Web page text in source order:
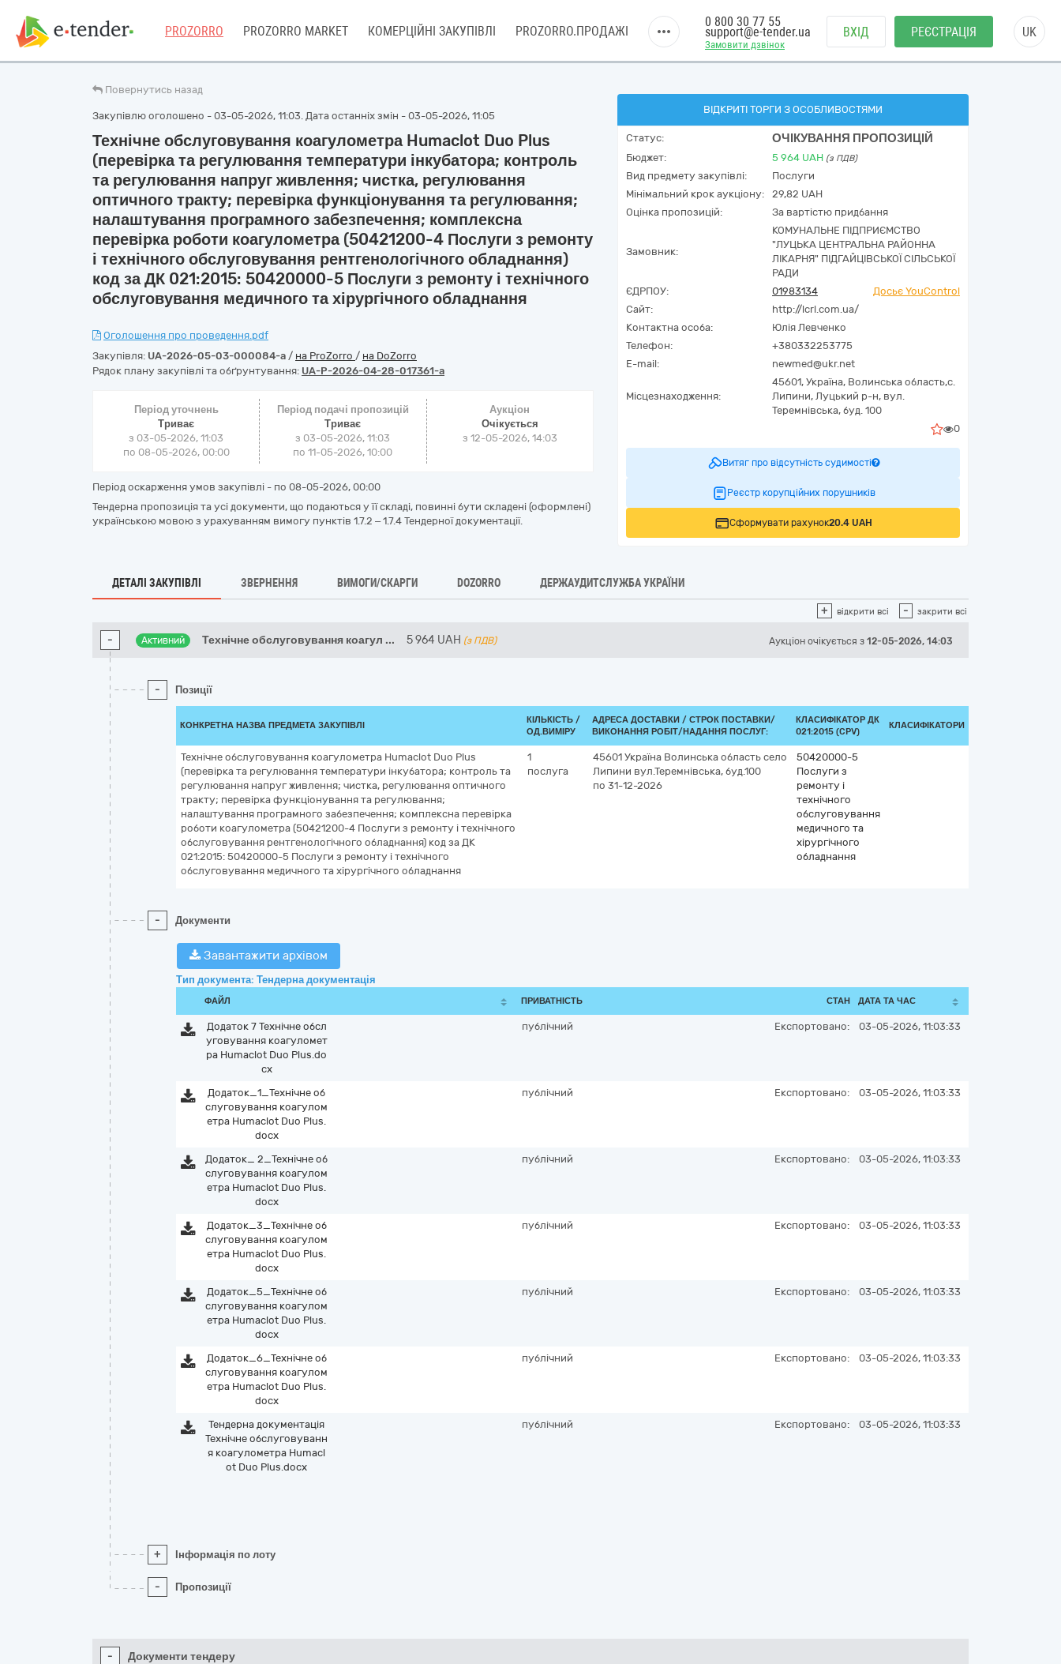
PROZORRO PROZORRO MARKET КОМЕРЦІЙНІ ЗАКУПІВЛІ PROZORRO.ПРОДАЖІ
Замовити дзвінок
0 800 30 77 55
support@e-tender.ua ВХІД РЕЄСТРАЦІЯ UK
Повернутись назад
Закупівлю оголошено - 03-05-2026, 11:03. Дата останніх змін - 03-05-2026, 11:05
Технічне обслуговування коагулометра Humaclot Duo Plus
(перевірка та регулювання температури інкубатора; контроль
та регулювання напруг живлення; чистка, регулювання
оптичного тракту; перевірка функціонування та регулювання;
налаштування програмного забезпечення; комплексна
перевірка роботи коагулометра (50421200-4 Послуги з ремонту
і технічного обслуговування рентгенологічного обладнання)
код за ДК 021:2015: 50420000-5 Послуги з ремонту і технічного
обслуговування медичного та хірургічного обладнання
Оголошення про проведення.pdf
Закупівля: UA-2026-05-03-000084-a / на ProZorro / на DoZorro
Рядок плану закупівлі та обґрунтування: UA-P-2026-04-28-017361-a
Період уточнень
Триває
з 03-05-2026, 11:03
по 08-05-2026, 00:00
Період подачі пропозицій
Триває
з 03-05-2026, 11:03
по 11-05-2026, 10:00
Аукціон
Очікується
з 12-05-2026, 14:03
Період оскарження умов закупівлі - по 08-05-2026, 00:00
Тендерна пропозиція та усі документи, що подаються у її складі, повинні бути складені (оформлені)
українською мовою з урахуванням вимогу пунктів 1.7.2 – 1.7.4 Тендерної документації.
ВІДКРИТІ ТОРГИ З ОСОБЛИВОСТЯМИ
Статус: ОЧІКУВАННЯ ПРОПОЗИЦІЙ
Бюджет: 5 964 UAH (з ПДВ)
Вид предмету закупівлі:
Послуги
Мінімальний крок аукціону:
29,82 UAH
Оцінка пропозицій:
За вартістю придбання
Замовник:
КОМУНАЛЬНЕ ПІДПРИЄМСТВО
"ЛУЦЬКА ЦЕНТРАЛЬНА РАЙОННА
ЛІКАРНЯ" ПІДГАЙЦІВСЬКОЇ СІЛЬСЬКОЇ
РАДИ
ЄДРПОУ:
01983134
Досьє YouControl
Сайт:
http://lcrl.com.ua/
Контактна особа:
Юлія Левченко
Телефон:
+380332253775
E-mail:
newmed@ukr.net
Місцезнаходження:
45601, Україна, Волинська область,с.
Липини, Луцький р-н, вул.
Теремнівська, буд. 100
0
Витяг про відсутність судимості
Реєстр корупційних порушників
Сформувати рахунок20.4 UAH
ДЕТАЛІ ЗАКУПІВЛІ ЗВЕРНЕННЯ ВИМОГИ/СКАРГИ DOZORRO ДЕРЖАУДИТСЛУЖБА УКРАЇНИ
+ відкрити всі - закрити всі
- Активний Технічне обслуговування коагул ... 5 964 UAH (з ПДВ) Аукціон очікується з 12-05-2026, 14:03
- Позиції
КОНКРЕТНА НАЗВА ПРЕДМЕТА ЗАКУПІВЛІ
КІЛЬКІСТЬ /
ОД.ВИМІРУ
АДРЕСА ДОСТАВКИ / СТРОК ПОСТАВКИ/
ВИКОНАННЯ РОБІТ/НАДАННЯ ПОСЛУГ:
КЛАСИФІКАТОР ДК
021:2015 (CPV)
КЛАСИФІКАТОРИ
Технічне обслуговування коагулометра Humaclot Duo Plus
(перевірка та регулювання температури інкубатора; контроль та
регулювання напруг живлення; чистка, регулювання оптичного
тракту; перевірка функціонування та регулювання;
налаштування програмного забезпечення; комплексна перевірка
роботи коагулометра (50421200-4 Послуги з ремонту і технічного
обслуговування рентгенологічного обладнання) код за ДК
021:2015: 50420000-5 Послуги з ремонту і технічного
обслуговування медичного та хірургічного обладнання
1
послуга
45601 Україна Волинська область село
Липини вул.Теремнівська, буд.100
по 31-12-2026
50420000-5
Послуги з
ремонту і
технічного
обслуговування
медичного та
хірургічного
обладнання
- Документи
Завантажити архівом
Тип документа: Тендерна документація
ФАЙЛ ПРИВАТНІСТЬ СТАН ДАТА ТА ЧАС
Додаток 7 Технічне обсл
уговування коагуломет
ра Humaclot Duo Plus.do
cx
публічний Експортовано: 03-05-2026, 11:03:33
Додаток_1_Технічне об
слуговування коагулом
етра Humaclot Duo Plus.
docx
публічний Експортовано: 03-05-2026, 11:03:33
Додаток_ 2_Технічне об
слуговування коагулом
етра Humaclot Duo Plus.
docx
публічний Експортовано: 03-05-2026, 11:03:33
Додаток_3_Технічне об
слуговування коагулом
етра Humaclot Duo Plus.
docx
публічний Експортовано: 03-05-2026, 11:03:33
Додаток_5_Технічне об
слуговування коагулом
етра Humaclot Duo Plus.
docx
публічний Експортовано: 03-05-2026, 11:03:33
Додаток_6_Технічне об
слуговування коагулом
етра Humaclot Duo Plus.
docx
публічний Експортовано: 03-05-2026, 11:03:33
Тендерна документація
Технічне обслуговуванн
я коагулометра Humacl
ot Duo Plus.docx
публічний Експортовано: 03-05-2026, 11:03:33
+ Інформація по лоту
- Пропозиції
- Документи тендеру